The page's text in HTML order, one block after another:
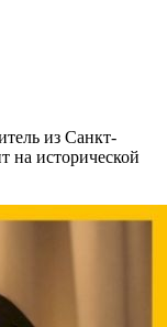
из Санкт-
на исторической